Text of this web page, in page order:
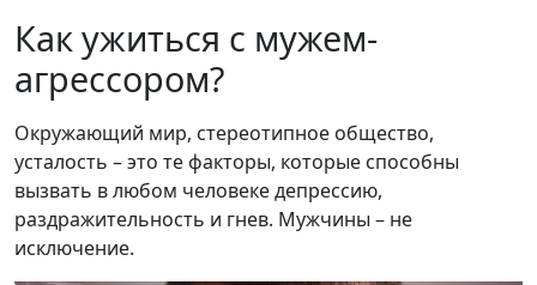
Как ужиться с мужем-
агрессором?
Окружающий мир, стереотипное общество,
усталость – это те факторы, которые способны
вызвать в любом человеке депрессию,
раздражительность и гнев. Мужчины – не
исключение.